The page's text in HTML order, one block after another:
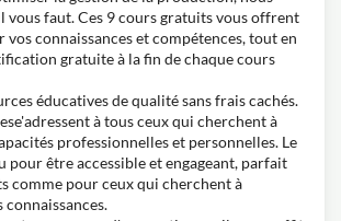
vous faut. Ces 9 cours gratuits vous offrent
vos connaissances et compétences, tout en
gratuite à la fin de chaque cours
éducatives de qualité sans frais cachés.
à tous ceux qui cherchent à
professionnelles et personnelles. Le
pour être accessible et engageant, parfait
comme pour ceux qui cherchent à